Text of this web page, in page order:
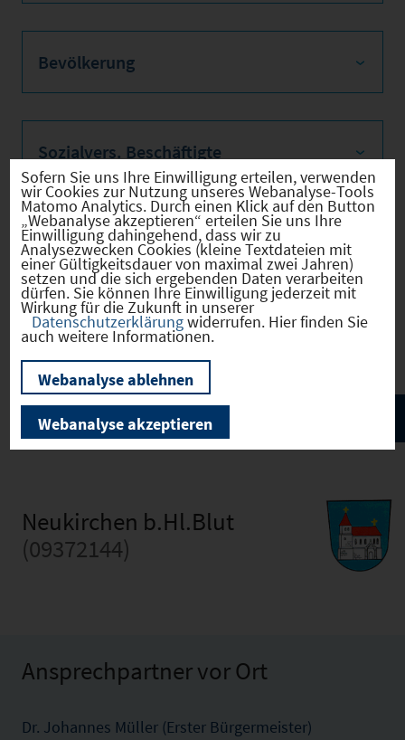
Bevölkerung
Sozialvers. Beschäftigte
Verkehrsinfrastruktur
Kommunale Infrastruktur
Neukirchen b.Hl.Blut
(09372144)
Ansprechpartner vor Ort
Dr. Johannes Müller (Erster Bürgermeister)
Sofern Sie uns Ihre Einwilligung erteilen, verwenden
wir Cookies zur Nutzung unseres Webanalyse-Tools
Matomo Analytics. Durch einen Klick auf den Button
„Webanalyse akzeptieren“ erteilen Sie uns Ihre
Einwilligung dahingehend, dass wir zu
Analysezwecken Cookies (kleine Textdateien mit
einer Gültigkeitsdauer von maximal zwei Jahren)
setzen und die sich ergebenden Daten verarbeiten
dürfen. Sie können Ihre Einwilligung jederzeit mit
Wirkung für die Zukunft in unserer
Datenschutzerklärungwiderrufen. Hier finden Sie
auch weitere Informationen.
Webanalyse ablehnen
Webanalyse akzeptieren